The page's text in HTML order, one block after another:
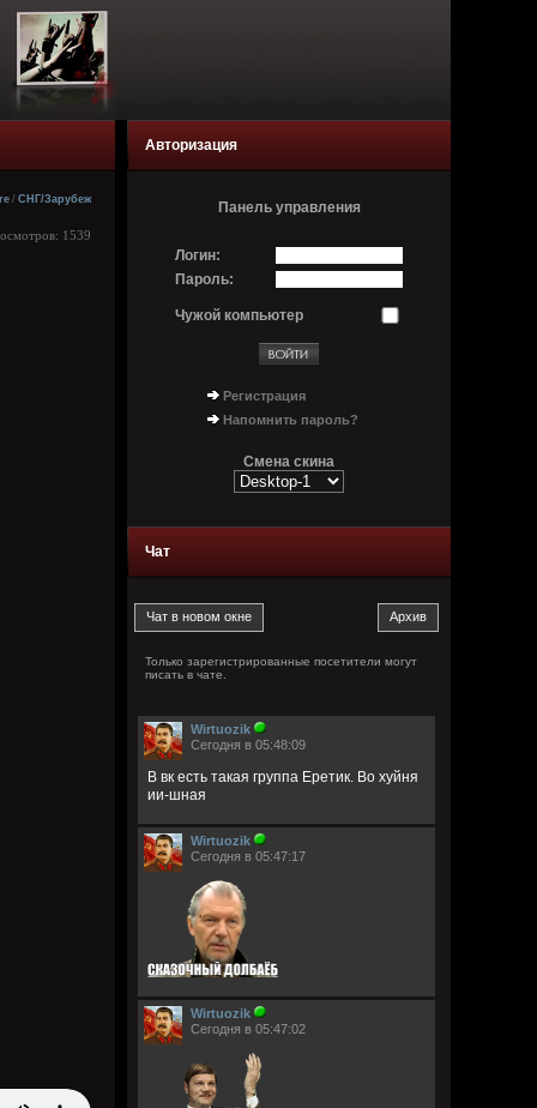
/ СНГ/Зарубеж
1539
Авторизация
Панель управления
Логин:
Пароль:
Чужой компьютер
Регистрация
Напомнить пароль?
Смена скина
Чат
Только зарегистрированные посетители могут
писать в чате.
Wirtuozik
Сегодня в 05:48:09
В вк есть такая группа Еретик. Во хуйня
ии-шная
Wirtuozik
Сегодня в 05:47:17
Wirtuozik
Сегодня в 05:47:02